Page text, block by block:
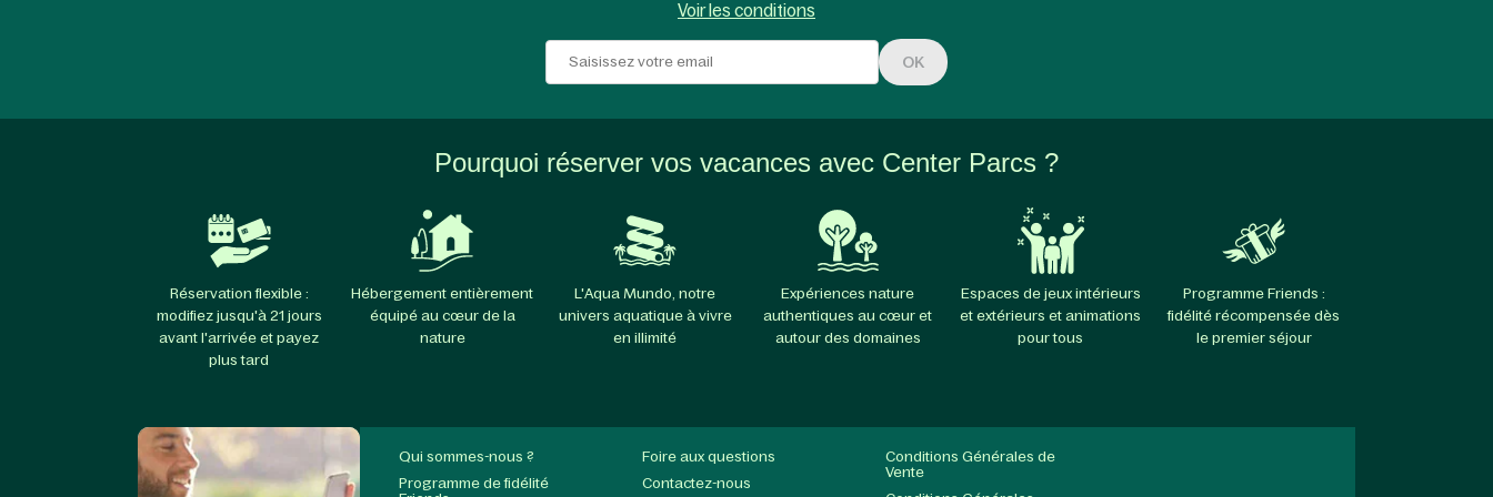
Voir les conditions
OK
Pourquoi réserver vos vacances avec Center Parcs ?
Réservation flexible :
modifiez jusqu'à 21 jours
avant l'arrivée et payez
plus tard
Hébergement entièrement
équipé au cœur de la
nature
L'Aqua Mundo, notre
univers aquatique à vivre
en illimité
Expériences nature
authentiques au cœur et
autour des domaines
Espaces de jeux intérieurs
et extérieurs et animations
pour tous
Programme Friends :
fidélité récompensée dès
le premier séjour
Qui sommes-nous ?
Programme de fidélité
Foire aux questions
Contactez-nous
Conditions Générales de
Vente